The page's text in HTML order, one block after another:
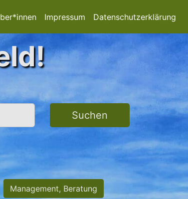
Impressum Datenschutzerklärung
Suchen
Management, Beratung